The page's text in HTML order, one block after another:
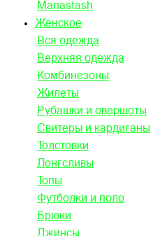
Manastash
Женское
Вся одежда
Верхняя одежда
Комбинезоны
Жилеты
Рубашки и овершоты
Свитеры и кардиганы
Толстовки
Лонгсливы
Топы
Футболки и поло
Брюки